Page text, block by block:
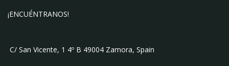
¡ENCUÉNTRANOS!
C/ San Vicente, 1 4º B 49004 Zamora, Spain